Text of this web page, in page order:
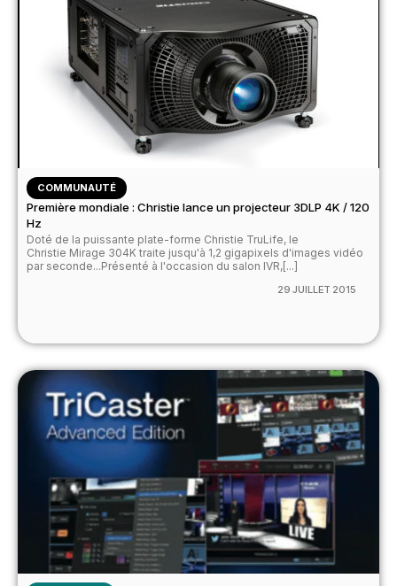
COMMUNAUTÉ
Première mondiale : Christie lance un projecteur 3DLP 4K / 120
Hz
Doté de la puissante plate-forme Christie TruLife, le
Christie Mirage 304K traite jusqu'à 1,2 gigapixels d'images vidéo
par seconde...Présenté à l'occasion du salon IVR,[...]
29 JUILLET 2015